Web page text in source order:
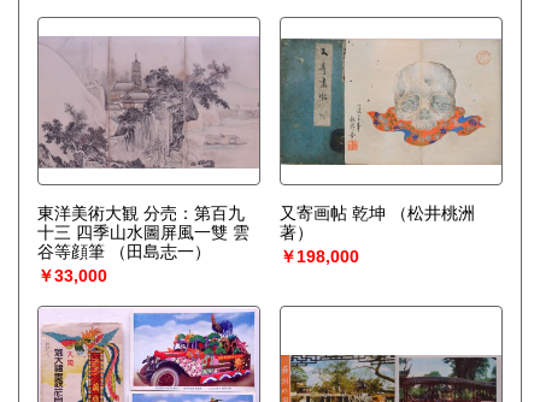
東洋美術大観 分売：第百九
十三 四季山水圖屏風一雙 雲
谷等顔筆
（田島志一）
￥33,000
又寄画帖 乾坤
（松井桃洲
著）
￥198,000